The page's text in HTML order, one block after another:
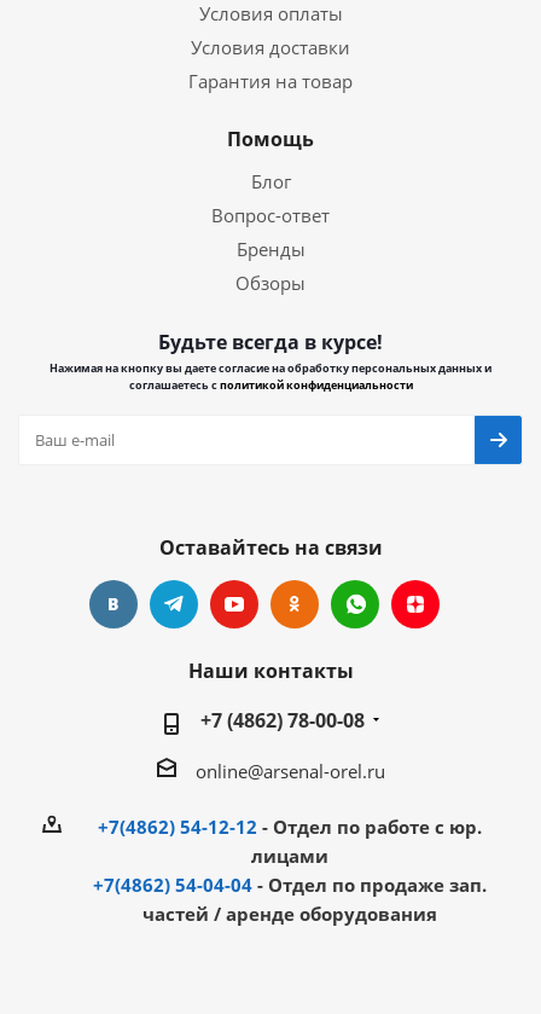
Условия оплаты
Условия доставки
Гарантия на товар
Помощь
Блог
Вопрос-ответ
Бренды
Обзоры
Будьте всегда в курсе!
Нажимая на кнопку вы даете согласие на обработку персональных данных и
соглашаетесь сполитикой конфиденциальности
Оставайтесь на связи
Наши контакты
+7 (4862) 78-00-08
online@arsenal-orel.ru
+7(4862) 54-12-12 - Отдел по работе с юр.
лицами
+7(4862) 54-04-04 - Отдел по продаже зап.
частей / аренде оборудования